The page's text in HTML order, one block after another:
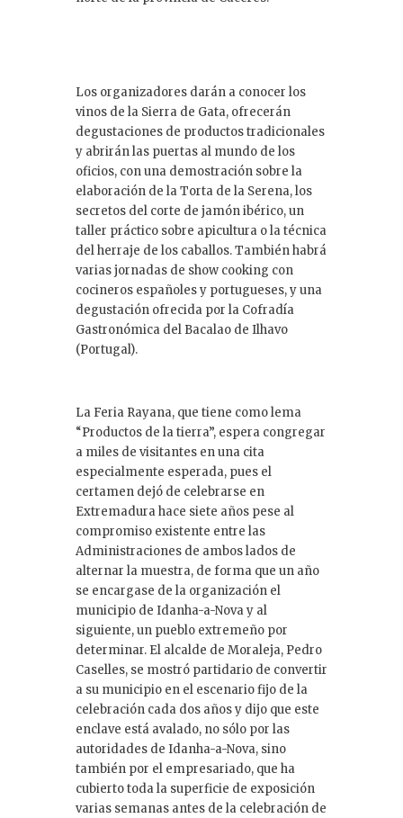
Los organizadores darán a conocer los
vinos de la Sierra de Gata, ofrecerán
degustaciones de productos tradicionales
y abrirán las puertas al mundo de los
oficios, con una demostración sobre la
elaboración de la Torta de la Serena, los
secretos del corte de jamón ibérico, un
taller práctico sobre apicultura o la técnica
del herraje de los caballos. También habrá
varias jornadas de show cooking con
cocineros españoles y portugueses, y una
degustación ofrecida por la Cofradía
Gastronómica del Bacalao de Ilhavo
(Portugal).
La Feria Rayana, que tiene como lema
“Productos de la tierra”, espera congregar
a miles de visitantes en una cita
especialmente esperada, pues el
certamen dejó de celebrarse en
Extremadura hace siete años pese al
compromiso existente entre las
Administraciones de ambos lados de
alternar la muestra, de forma que un año
se encargase de la organización el
municipio de Idanha-a-Nova y al
siguiente, un pueblo extremeño por
determinar. El alcalde de Moraleja, Pedro
Caselles, se mostró partidario de convertir
a su municipio en el escenario fijo de la
celebración cada dos años y dijo que este
enclave está avalado, no sólo por las
autoridades de Idanha-a-Nova, sino
también por el empresariado, que ha
cubierto toda la superficie de exposición
varias semanas antes de la celebración de